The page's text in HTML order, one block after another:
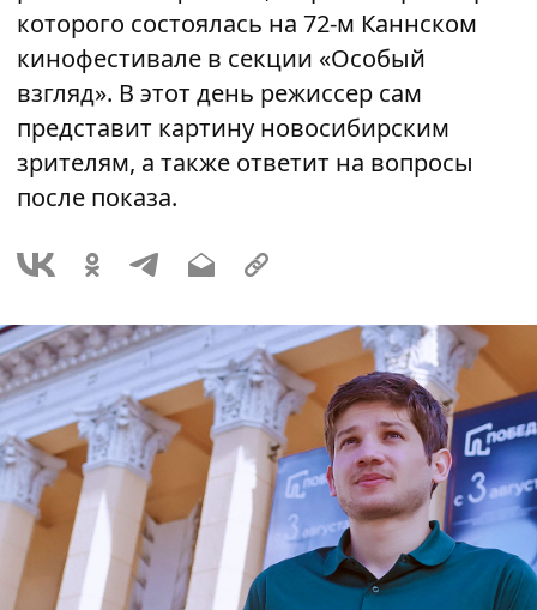
которого состоялась на 72-м Каннском
кинофестивале в секции «Особый
взгляд». В этот день режиссер сам
представит картину новосибирским
зрителям, а также ответит на вопросы
после показа.